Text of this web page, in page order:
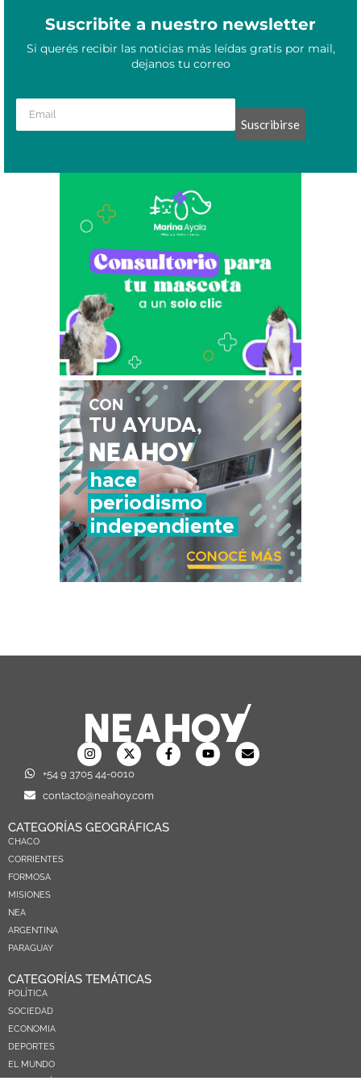
Suscribite a nuestro newsletter
Si querés recibir las noticias más leídas gratis por mail,
dejanos tu correo
Suscribirse
+54 9 3705 44-0010
contacto@neahoy.com
CATEGORÍAS GEOGRÁFICAS
CHACO
CORRIENTES
FORMOSA
MISIONES
NEA
ARGENTINA
PARAGUAY
CATEGORÍAS TEMÁTICAS
POLÍTICA
SOCIEDAD
ECONOMIA
DEPORTES
EL MUNDO